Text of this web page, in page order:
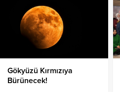
Gökyüzü Kırmızıya
Bürünecek!